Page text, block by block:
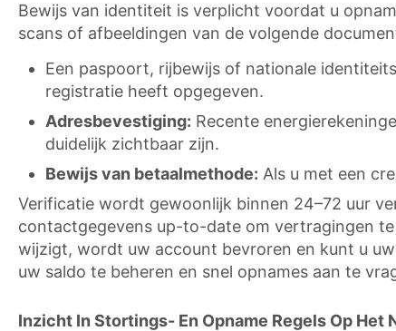
Bewijs van identiteit is verplicht voordat u
scans of afbeeldingen van de volgende
Een paspoort, rijbewijs of nationale
registratie heeft opgegeven.
Adresbevestiging: Recente
duidelijk zichtbaar zijn.
Bewijs van betaalmethode: Als u met een
Verificatie wordt gewoonlijk binnen 24–72 uur
contactgegevens up-to-date om vertragingen
wijzigt, wordt uw account bevroren en kunt u
uw saldo te beheren en snel opnames aan te
Inzicht In Stortings- En Opname Regels Op Het